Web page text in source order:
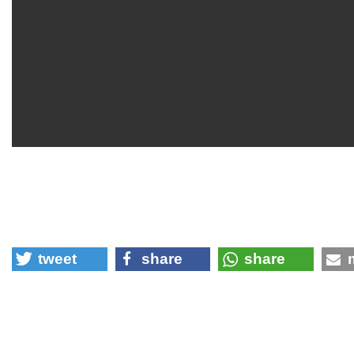
tweet share share